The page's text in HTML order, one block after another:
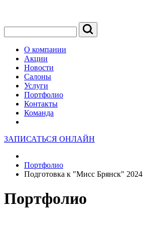
О компании
Акции
Новости
Салоны
Услуги
Портфолио
Контакты
Команда
ЗАПИСАТЬСЯ ОНЛАЙН
Портфолио
Подготовка к "Мисс Брянск" 2024
Портфолио